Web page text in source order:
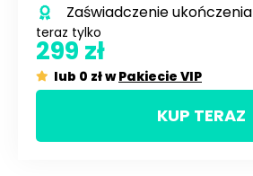
Zaświadczenie ukończenia
teraz tylko
299 zł
lub 0 zł wPakiecie VIP
KUP TERAZ